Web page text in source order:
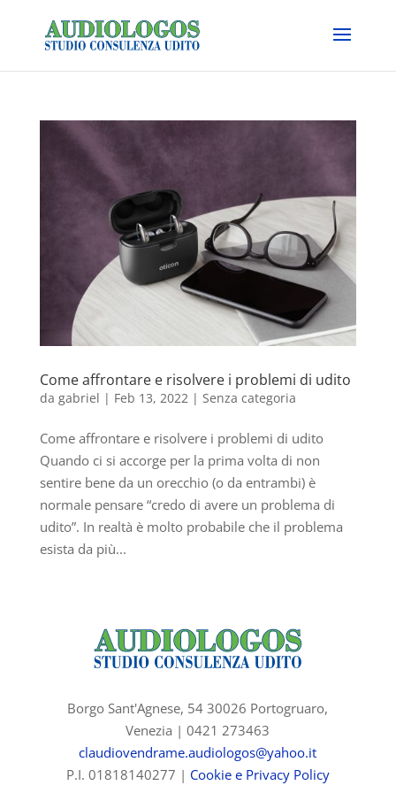
Come affrontare e risolvere i problemi di udito
da gabriel | Feb 13, 2022 | Senza categoria
Come affrontare e risolvere i problemi di udito
Quando ci si accorge per la prima volta di non
sentire bene da un orecchio (o da entrambi) è
normale pensare “credo di avere un problema di
udito”. In realtà è molto probabile che il problema
esista da più...
Borgo Sant'Agnese, 54 30026 Portogruaro,
Venezia |0421 273463
claudiovendrame.audiologos@yahoo.it
P.I. 01818140277 | Cookie e Privacy Policy